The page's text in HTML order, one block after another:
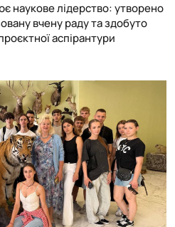
наукове лідерство: утворено
вчену раду та здобуто
аспірантури